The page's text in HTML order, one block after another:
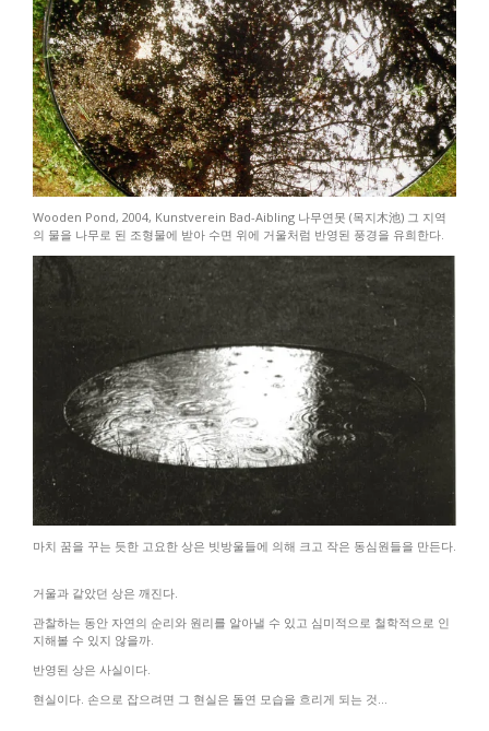
Wooden Pond, 2004, Kunstverein Bad-Aibling 나무연못 (목지木池) 그 지역
의 물을 나무로 된 조형물에 받아 수면 위에 거울처럼 반영된 풍경을 유희한다.
마치 꿈을 꾸는 듯한 고요한 상은 빗방울들에 의해 크고 작은 동심원들을 만든다.
거울과 같았던 상은 깨진다.
관찰하는 동안 자연의 순리와 원리를 알아낼 수 있고 심미적으로 철학적으로 인
지해볼 수 있지 않을까.
반영된 상은 사실이다.
현실이다. 손으로 잡으려면 그 현실은 돌연 모습을 흐리게 되는 것...